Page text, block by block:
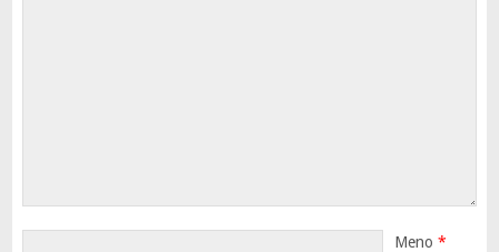
Meno *